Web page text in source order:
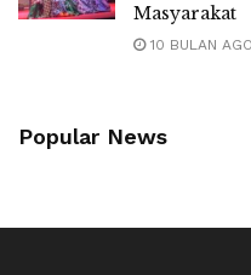
Masyarakat
10 BULAN AGO
Popular News